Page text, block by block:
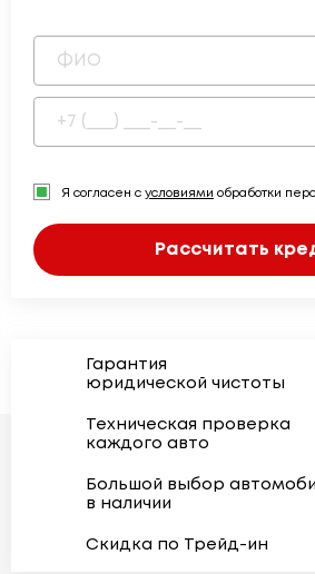
Я согласен с условиями обработки
Рассчитать
Гарантия
юридической чистоты
Техническая проверка
каждого авто
Большой выбор
в наличии
Скидка по Трейд-ин